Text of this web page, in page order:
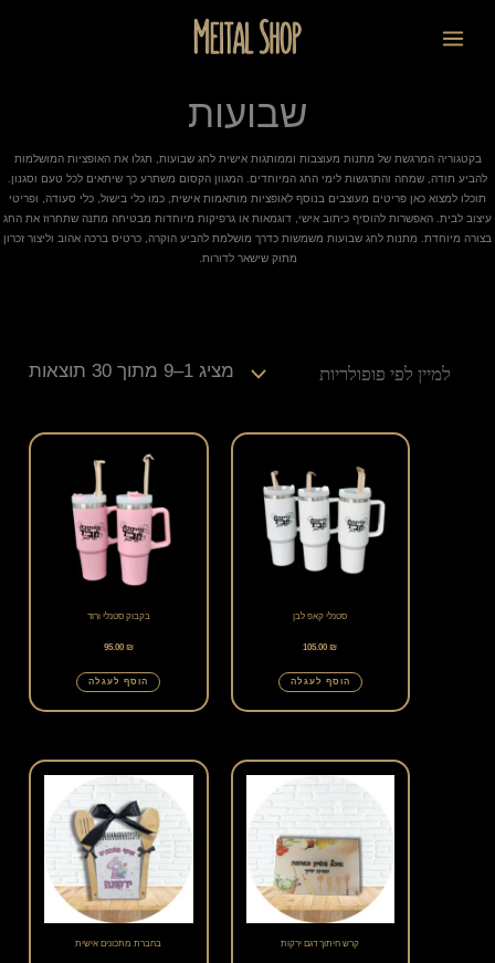
לתוכן
שבועות
בקטגוריה המרגשת של מתנות מעוצבות וממותגות אישית לחג שבועות, תגלו את האופציות המושלמות
להביע תודה, שמחה והתרגשות לימי החג המיוחדים. המגוון הקסום משתרע כך שיתאים לכל טעם וסגנון.
תוכלו למצוא כאן פריטים מעוצבים בנוסף לאופציות מותאמות אישית, כמו כלי בישול, כלי סעודה, ופריטי
עיצוב לבית. האפשרות להוסיף כיתוב אישי, דוגמאות או גרפיקות מיוחדות מבטיחה מתנה שתחרוז את החג
בצורה מיוחדת. מתנות לחג שבועות משמשות כדרך מושלמת להביע הוקרה, כרטיס ברכה אהוב וליצור זכרון
מתוק שישאר לדורות.
מציג 1–9 מתוך 30 תוצאות
סטנלי קאפ לבן
105.00₪
הוסף לעגלה
בקבוק סטנלי ורוד
95.00 ₪
הוסף לעגלה
קרש חיתוך דגם ירקות בחברת מתכונים אישית